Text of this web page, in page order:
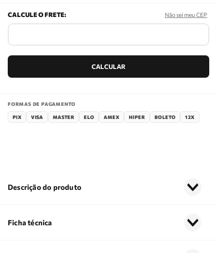
Não sei meu CEP
FORMAS DE PAGAMENTO
PIX VISA MASTER ELO AMEX HIPER BOLETO 12X
Descrição do produto
Ficha técnica